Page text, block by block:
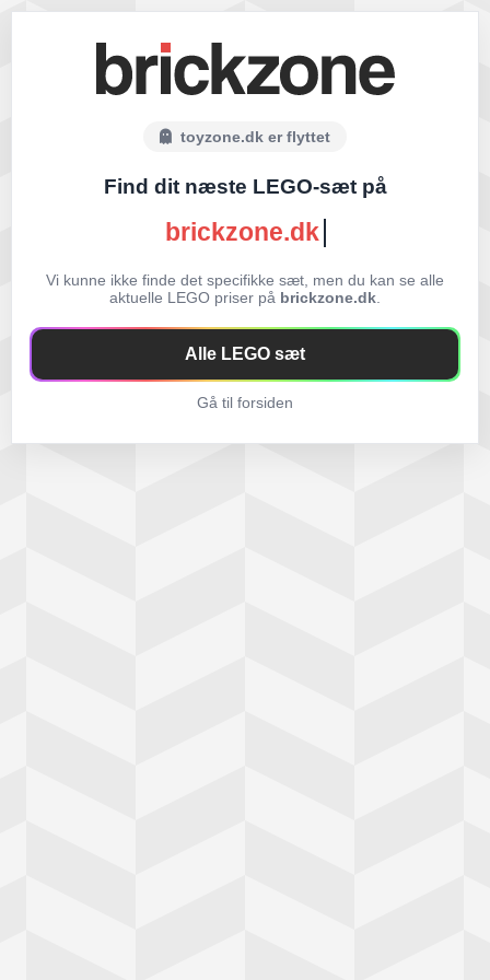
toyzone.dk er flyttet
Find dit næste LEGO-sæt på
brickzone.dk
Vi kunne ikke finde det specifikke sæt, men du kan se alle
aktuelle LEGO priser på brickzone.dk
Alle LEGO sæt
Gå til forsiden